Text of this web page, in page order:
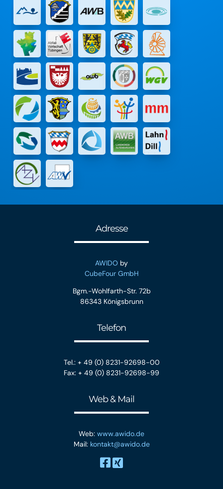
Adresse
AWIDO by
CubeFour GmbH
Bgm.-Wohlfarth-Str. 72b
86343 Königsbrunn
Telefon
Tel.: + 49 (0) 8231-92698-00
Fax: + 49 (0) 8231-92698-99
Web & Mail
Web: www.awido.de
Mail: kontakt@awido.de